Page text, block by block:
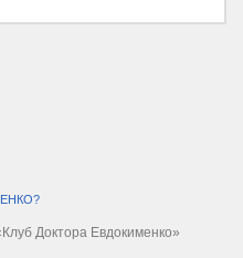
Доктора Евдокименко»